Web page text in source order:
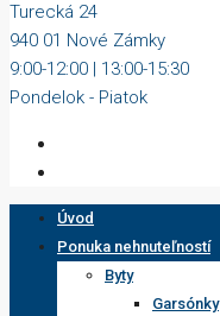
Turecká 24
940 01 Nové Zámky
9:00-12:00 | 13:00-15:30
Pondelok - Piatok
Úvod
Ponuka nehnuteľností
Byty
Garsónky